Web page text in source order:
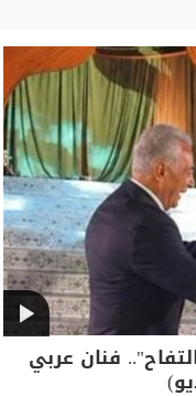
فنان عربي